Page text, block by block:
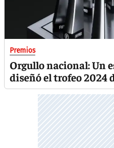
Premios
Orgullo nacional: Un
diseñó el trofeo 2024